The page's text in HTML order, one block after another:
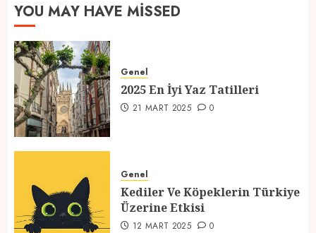
1
21 MART 2025
2
Üzerine Etkisi
12 MART 2025 0
YOU MAY HAVE MISSED
Genel
2025 En İyi Yaz Tatilleri
21 MART 2025 0
Genel
Kediler Ve Köpeklerin Türkiye
Üzerine Etkisi
12 MART 2025 0